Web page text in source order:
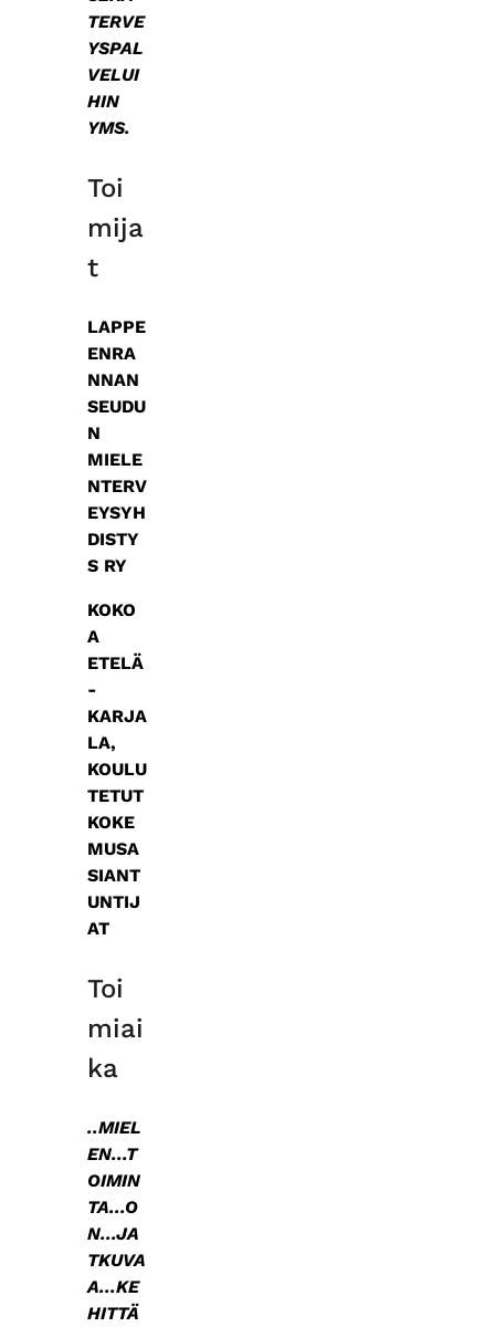
TERVE
YSPAL
VELUI
HIN
YMS.
Toi
mija
t
LAPPE
ENRA
NNAN
SEUDU
N
MIELE
NTERV
EYSYH
DISTY
S RY
KOKO
A
ETELÄ
-
KARJA
LA,
KOULU
TETUT
KOKE
MUSA
SIANT
UNTIJ
AT
Toi
miai
ka
..MIEL
EN...T
OIMIN
TA...O
N...JA
TKUVA
A...KE
HITTÄ